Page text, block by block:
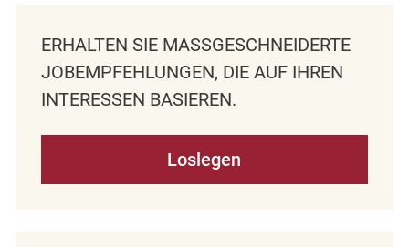
ERHALTEN SIE MASSGESCHNEIDERTE J
OBEMPFEHLUNGEN, DIE AUF IHREN I
NTERESSEN BASIEREN.
Loslegen